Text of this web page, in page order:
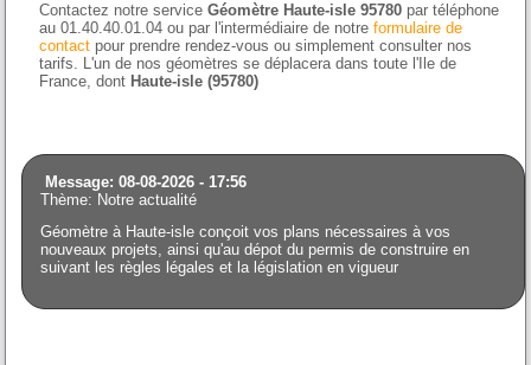
Contactez notre serviceGéomètre Haute-isle 95780 par téléphone
au 01.40.40.01.04 ou par l'intermédiaire de notreformulaire de
contact pour prendre rendez-vous ou simplement consulter nos
tarifs. L'un de nos géomètres se déplacera dans toute l'Ile de
France, dont Haute-isle (95780)
Message: 08-08-2026 - 17:56
Thème: Notre actualité
Géomètre à Haute-isle conçoit vos plans nécessaires à vos
nouveaux projets, ainsi qu'au dépot du permis de construire en
suivant les règles légales et la législation en vigueur